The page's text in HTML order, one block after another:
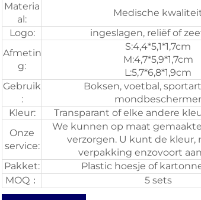
Materia
al:
Medische
Logo:
ingeslagen, reliëf of
Afmetin
g:
S:4,4*5,1*1,7cm
M:4,7*5,9*1,7cm
L:5,7*6,8*1,9cm
Gebruik
:
Boksen, voetbal,
mondbeschermer
Kleur:
Transparant of elke andere
Onze
service:
We kunnen op maat
verzorgen. U kunt de kleur,
verpakking enzovoort
Pakket:
Plastic hoesje of
MOQ：
5 sets